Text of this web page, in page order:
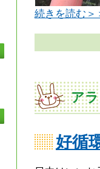
続きを読む＞
ア
好循